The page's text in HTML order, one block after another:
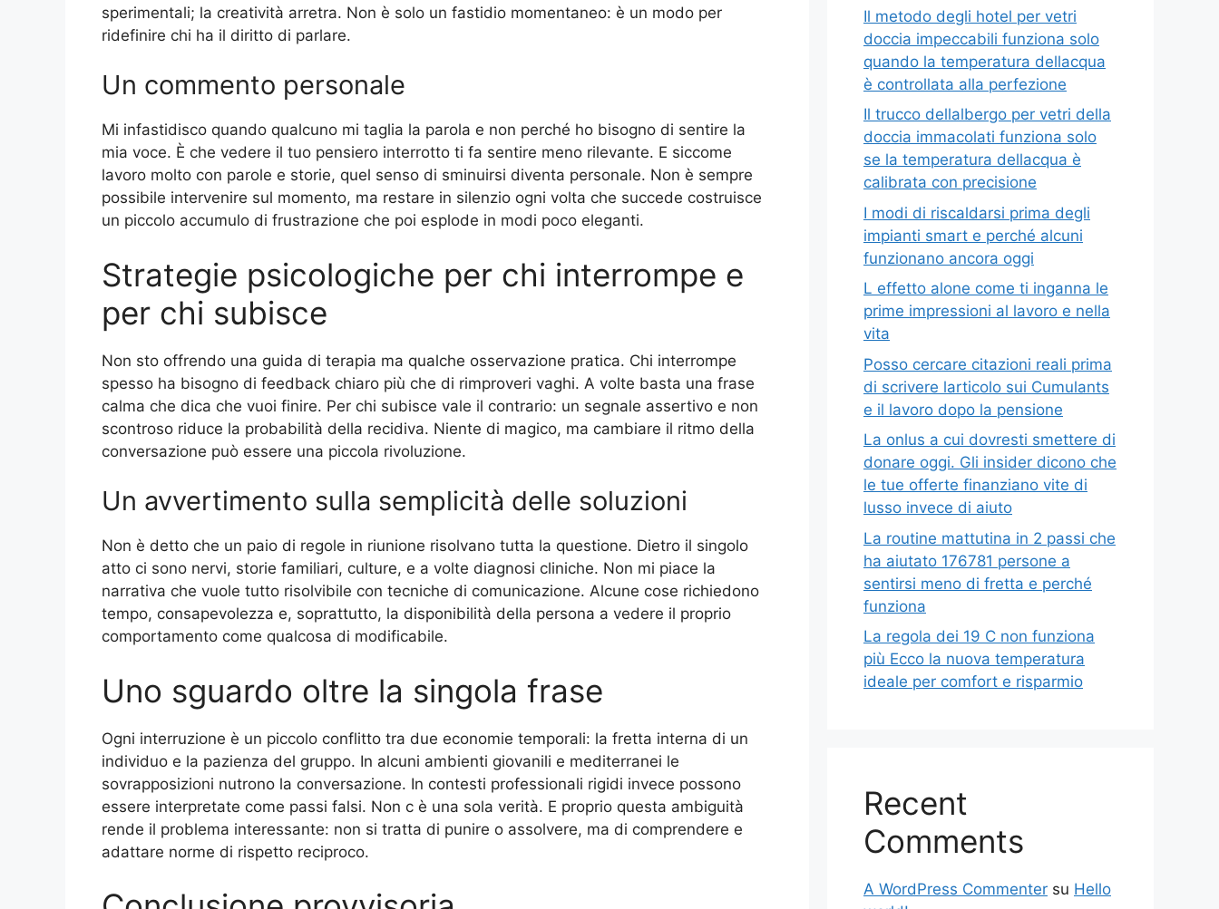
sperimentali; la creatività arretra. Non è solo un fastidio momentaneo: è un modo per
ridefinire chi ha il diritto di parlare.
Un commento personale
Mi infastidisco quando qualcuno mi taglia la parola e non perché ho bisogno di sentire la
mia voce. È che vedere il tuo pensiero interrotto ti fa sentire meno rilevante. E siccome
lavoro molto con parole e storie, quel senso di sminuirsi diventa personale. Non è sempre
possibile intervenire sul momento, ma restare in silenzio ogni volta che succede costruisce
un piccolo accumulo di frustrazione che poi esplode in modi poco eleganti.
Strategie psicologiche per chi interrompe e
per chi subisce
Non sto offrendo una guida di terapia ma qualche osservazione pratica. Chi interrompe
spesso ha bisogno di feedback chiaro più che di rimproveri vaghi. A volte basta una frase
calma che dica che vuoi finire. Per chi subisce vale il contrario: un segnale assertivo e non
scontroso riduce la probabilità della recidiva. Niente di magico, ma cambiare il ritmo della
conversazione può essere una piccola rivoluzione.
Un avvertimento sulla semplicità delle soluzioni
Non è detto che un paio di regole in riunione risolvano tutta la questione. Dietro il singolo
atto ci sono nervi, storie familiari, culture, e a volte diagnosi cliniche. Non mi piace la
narrativa che vuole tutto risolvibile con tecniche di comunicazione. Alcune cose richiedono
tempo, consapevolezza e, soprattutto, la disponibilità della persona a vedere il proprio
comportamento come qualcosa di modificabile.
Uno sguardo oltre la singola frase
Ogni interruzione è un piccolo conflitto tra due economie temporali: la fretta interna di un
individuo e la pazienza del gruppo. In alcuni ambienti giovanili e mediterranei le
sovrapposizioni nutrono la conversazione. In contesti professionali rigidi invece possono
essere interpretate come passi falsi. Non c è una sola verità. E proprio questa ambiguità
rende il problema interessante: non si tratta di punire o assolvere, ma di comprendere e
adattare norme di rispetto reciproco.
Il metodo degli hotel per vetri
doccia impeccabili funziona solo
quando la temperatura dellacqua
è controllata alla perfezione
Il trucco dellalbergo per vetri della
doccia immacolati funziona solo
se la temperatura dellacqua è
calibrata con precisione
I modi di riscaldarsi prima degli
impianti smart e perché alcuni
funzionano ancora oggi
L effetto alone come ti inganna le
prime impressioni al lavoro e nella
vita
Posso cercare citazioni reali prima
di scrivere larticolo sui Cumulants
e il lavoro dopo la pensione
La onlus a cui dovresti smettere di
donare oggi. Gli insider dicono che
le tue offerte finanziano vite di
lusso invece di aiuto
La routine mattutina in 2 passi che
ha aiutato 176781 persone a
sentirsi meno di fretta e perché
funziona
La regola dei 19 C non funziona
più Ecco la nuova temperatura
ideale per comfort e risparmio
Recent
Comments
A WordPress Commenter su Hello